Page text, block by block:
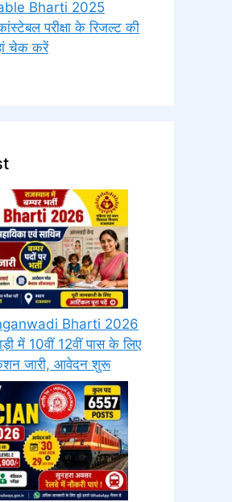
Bharti 2025
परीक्षा के रिजल्ट की
चेक करें
Bharti 2026
में 10वीं 12वीं पास के लिए
जारी, आवेदन शुरू